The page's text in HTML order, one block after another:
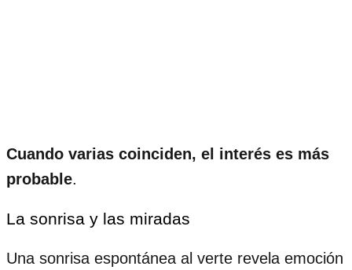
Cuando varias coinciden, el interés es más
probable.
La sonrisa y las miradas
Una sonrisa espontánea al verte revela emoción